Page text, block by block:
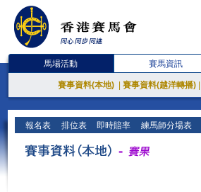
馬場活動 賽馬資訊
賽事資料(本地) 賽事資料(越洋轉播)
報名表 排位表 即時賠率 練馬師分場表